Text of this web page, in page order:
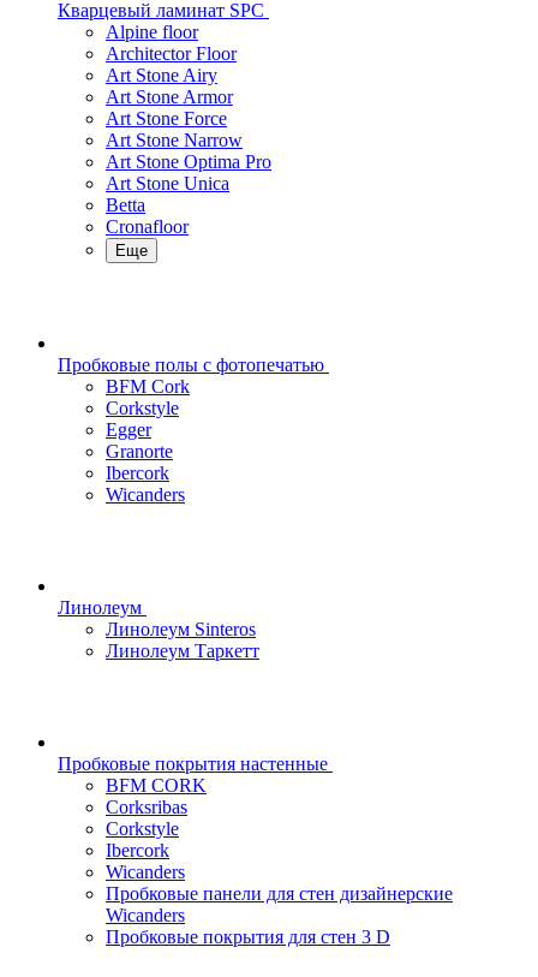
Кварцевый ламинат SPC
Alpine floor
Architector Floor
Art Stone Airy
Art Stone Armor
Art Stone Force
Art Stone Narrow
Art Stone Optima Pro
Art Stone Unica
Betta
Cronafloor
Еще
Пробковые полы с фотопечатью
BFM Cork
Corkstyle
Egger
Granorte
Ibercork
Wicanders
Линолеум
Линолеум Sinteros
Линолеум Таркетт
Пробковые покрытия настенные
BFM CORK
Corksribas
Corkstyle
Ibercork
Wicanders
Пробковые панели для стен дизайнерские
Wicanders
Пробковые покрытия для стен 3 D